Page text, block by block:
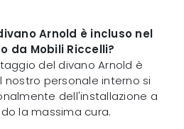
Arnold è incluso nel
da Mobili Riccelli?
del divano Arnold è
nostro personale interno si
dell'installazione a
la massima cura.